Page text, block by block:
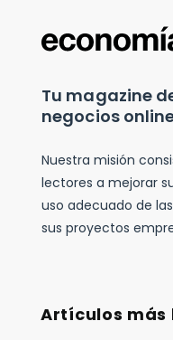
Tu magazine
negocios
Nuestra misión
lectores a mejorar
uso adecuado de
sus proyectos
Artículos más